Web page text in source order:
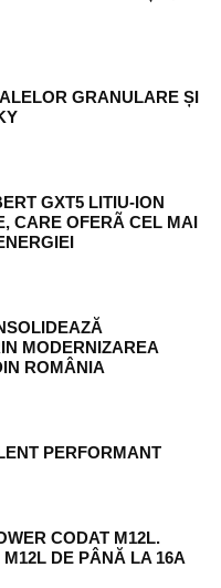
GRANULARE ȘI
GXT5 LITIU-ION
CARE OFERÃ CEL MAI
MODERNIZAREA
ROMÂNIA
PERFORMANT
CODAT M12L.
DE PÂNĂ LA 16A